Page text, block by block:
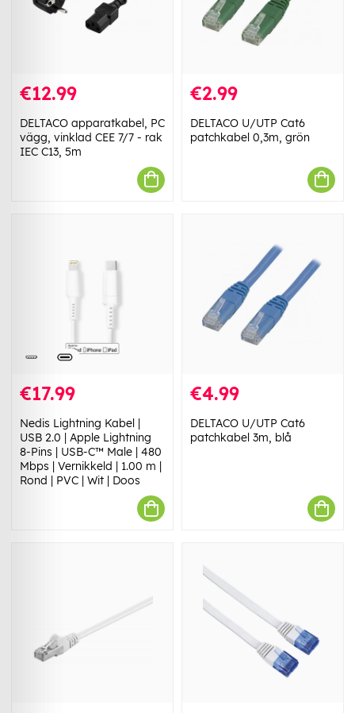
€12.99
DELTACO apparatkabel, PC
vägg, vinklad CEE 7/7 - rak
IEC C13, 5m
€2.99
DELTACO U/UTP Cat6
patchkabel 0,3m, grön
€17.99
Nedis Lightning Kabel |
USB 2.0 | Apple Lightning
8-Pins | USB-C™ Male | 480
Mbps | Vernikkeld | 1.00 m |
Rond | PVC | Wit | Doos
€4.99
DELTACO U/UTP Cat6
patchkabel 3m, blå